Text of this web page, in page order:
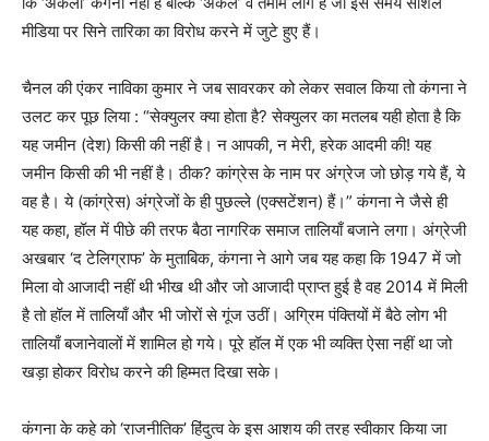
मीडिया पर सिने तारिका का विरोध करने में जुटे हुए हैं।
चैनल की एंकर नाविका कुमार ने जब सावरकर को लेकर सवाल किया तो कंगना ने
उलट कर पूछ लिया : “सेक्युलर क्या होता है? सेक्युलर का मतलब यही होता है कि
यह जमीन (देश) किसी की नहीं है। न आपकी, न मेरी, हरेक आदमी की! यह
जमीन किसी की भी नहीं है। ठीक? कांग्रेस के नाम पर अंग्रेज जो छोड़ गये हैं, ये
वह है। ये (कांग्रेस) अंग्रेजों के ही पुछल्ले (एक्सटेंशन) हैं।” कंगना ने जैसे ही
यह कहा, हॉल में पीछे की तरफ बैठा नागरिक समाज तालियाँ बजाने लगा। अंग्रेजी
अखबार ‘द टेलिग्राफ’ के मुताबिक, कंगना ने आगे जब यह कहा कि 1947 में जो
मिला वो आजादी नहीं थी भीख थी और जो आजादी प्राप्त हुई है वह 2014 में मिली
है तो हॉल में तालियाँ और भी जोरों से गूंज उठीं। अग्रिम पंक्तियों में बैठे लोग भी
तालियाँ बजानेवालों में शामिल हो गये। पूरे हॉल में एक भी व्यक्ति ऐसा नहीं था जो
खड़ा होकर विरोध करने की हिम्मत दिखा सके।
कंगना के कहे को ‘राजनीतिक’ हिंदुत्व के इस आशय की तरह स्वीकार किया जा